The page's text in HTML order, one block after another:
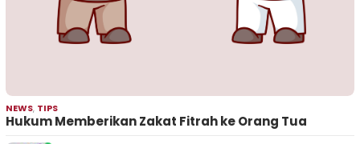
NEWS, TIPS
Hukum Memberikan Zakat Fitrah ke Orang Tua